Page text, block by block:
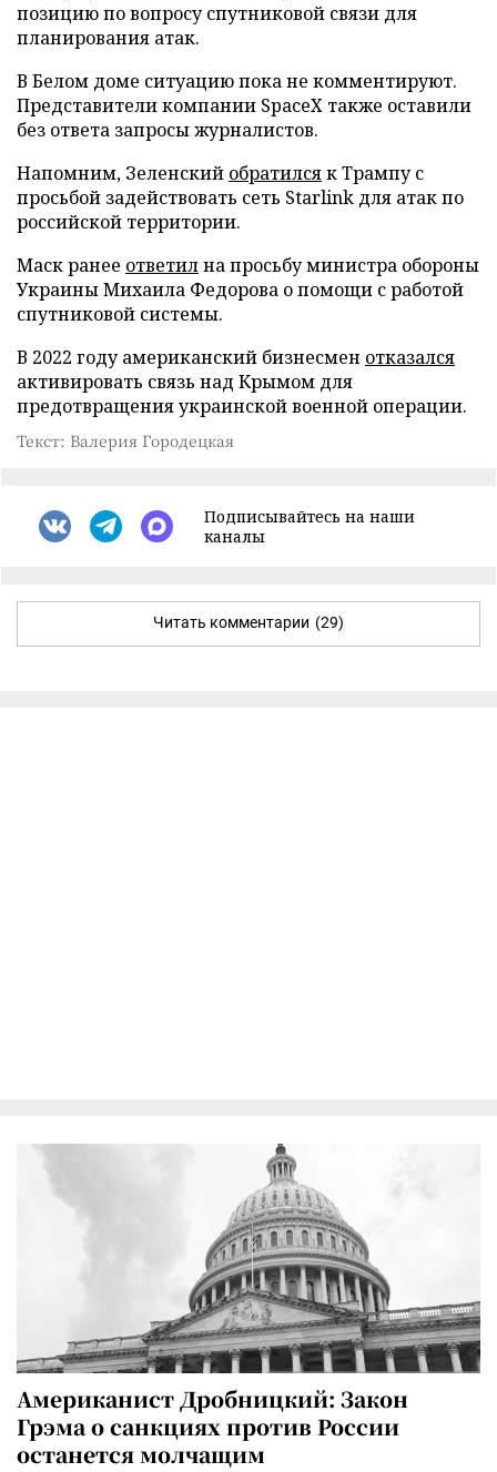
позицию по вопросу спутниковой связи для
планирования атак.
В Белом доме ситуацию пока не комментируют.
Представители компании SpaceX также оставили
без ответа запросы журналистов.
Напомним, Зеленский обратилсяк Трампу с
просьбой задействовать сеть Starlink для атак по
российской территории.
Маск ранее ответилна просьбу министра обороны
Украины Михаила Федорова о помощи с работой
спутниковой системы.
В 2022 году американский бизнесмен отказался
активировать связь над Крымом для
предотвращения украинской военной операции.
Текст: Валерия Городецкая
Подписывайтесь на наши
каналы
Читать комментарии (29)
Американист Дробницкий: Закон
Грэма о санкциях против России
останется молчащим